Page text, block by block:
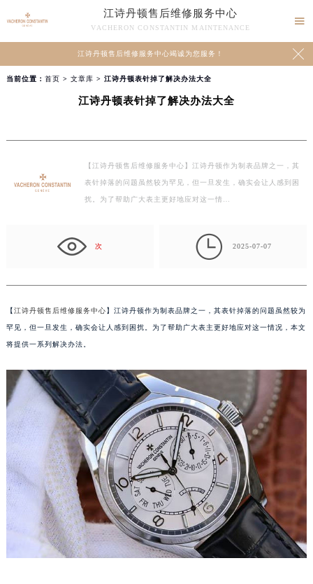
江诗丹顿售后维修服务中心
VACHERON CONSTANTIN MAINTENANCE

江诗丹顿售后维修服务中心竭诚为您服务！ 
当前位置： 首页 > 文章库 > 江诗丹顿表针掉了解决办法大全
江诗丹顿表针掉了解决办法大全
【江诗丹顿售后维修服务中心】江诗丹顿作为制表品牌之一，其
表针掉落的问题虽然较为罕见，但一旦发生，确实会让人感到困
扰。为了帮助广大表主更好地应对这一情…
次  2025-07-07
【江诗丹顿售后维修服务中心】江诗丹顿作为制表品牌之一，其表针掉落的问题虽然较为
罕见，但一旦发生，确实会让人感到困扰。为了帮助广大表主更好地应对这一情况，本文
将提供一系列解决办法。